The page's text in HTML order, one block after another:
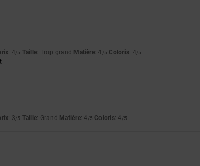
: 4/5 Taille: Trop grand Matière: 4 /5 Coloris: 4/5
: 3/5 Taille: Grand Matière: 4 /5 Coloris: 4 /5